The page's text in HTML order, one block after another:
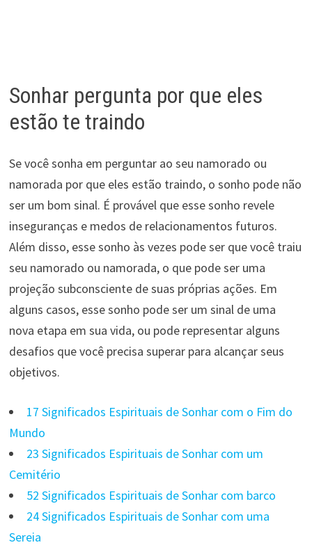
Sonhar pergunta por que eles
estão te traindo
Se você sonha em perguntar ao seu namorado ou
namorada por que eles estão traindo, o sonho pode não
ser um bom sinal. É provável que esse sonho revele
inseguranças e medos de relacionamentos futuros.
Além disso, esse sonho às vezes pode ser que você traiu
seu namorado ou namorada, o que pode ser uma
projeção subconsciente de suas próprias ações. Em
alguns casos, esse sonho pode ser um sinal de uma
nova etapa em sua vida, ou pode representar alguns
desafios que você precisa superar para alcançar seus
objetivos.
17 Significados Espirituais de Sonhar com o Fim do
Mundo
23 Significados Espirituais de Sonhar com um
Cemitério
52 Significados Espirituais de Sonhar com barco
24 Significados Espirituais de Sonhar com uma
Sereia